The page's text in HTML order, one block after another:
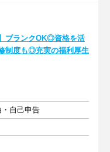
ブランクOK◎資格を活
制度も◎充実の福利厚生
自己申告